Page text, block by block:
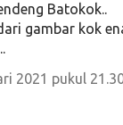
Batokok..
gambar kok
2021 pukul